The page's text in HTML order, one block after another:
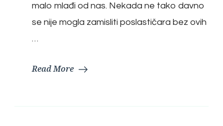
malo mlađi od nas. Nekada ne tako davno
se nije mogla zamisliti poslastičara bez ovih
…
Read More